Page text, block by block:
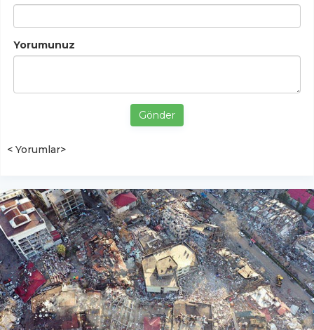
Yorumunuz
Gönder
< Yorumlar>